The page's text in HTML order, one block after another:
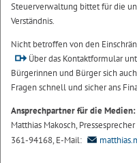
Steuerverwaltung bittet für die
Verständnis.
Nicht betroffen von den
Über das Kontaktformular
Bürgerinnen und Bürger sich
Fragen schnell und sicher ans
Ansprechpartner für die Medien:
Matthias Makosch,
361-94168, E-Mail: